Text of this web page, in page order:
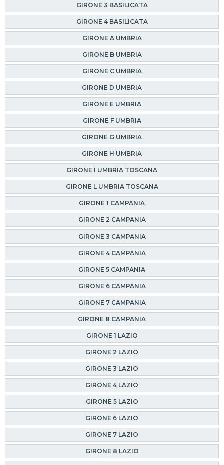
GIRONE 3 BASILICATA
GIRONE 4 BASILICATA
GIRONE A UMBRIA
GIRONE B UMBRIA
GIRONE C UMBRIA
GIRONE D UMBRIA
GIRONE E UMBRIA
GIRONE F UMBRIA
GIRONE G UMBRIA
GIRONE H UMBRIA
GIRONE I UMBRIA TOSCANA
GIRONE L UMBRIA TOSCANA
GIRONE 1 CAMPANIA
GIRONE 2 CAMPANIA
GIRONE 3 CAMPANIA
GIRONE 4 CAMPANIA
GIRONE 5 CAMPANIA
GIRONE 6 CAMPANIA
GIRONE 7 CAMPANIA
GIRONE 8 CAMPANIA
GIRONE 1 LAZIO
GIRONE 2 LAZIO
GIRONE 3 LAZIO
GIRONE 4 LAZIO
GIRONE 5 LAZIO
GIRONE 6 LAZIO
GIRONE 7 LAZIO
GIRONE 8 LAZIO